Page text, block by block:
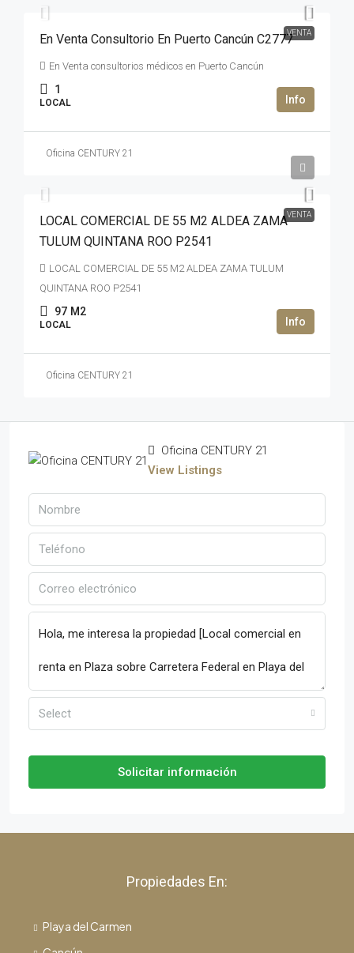
VENTA
En Venta Consultorio En Puerto Cancún C2777
En Venta consultorios médicos en Puerto Cancún
1
LOCAL
Oficina CENTURY 21
VENTA
LOCAL COMERCIAL DE 55 M2 ALDEA ZAMA
TULUM QUINTANA ROO P2541
LOCAL COMERCIAL DE 55 M2 ALDEA ZAMA TULUM
QUINTANA ROO P2541
97 M2
LOCAL
Oficina CENTURY 21
Oficina CENTURY 21
View Listings
Select
Solicitar información
Propiedades En:
Playa del Carmen